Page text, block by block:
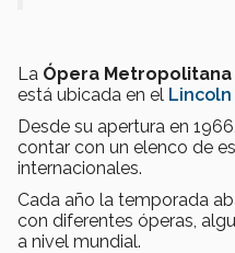
La Ópera Metropolitana
está ubicada en el
Desde su apertura en
contar con un elenco de
internacionales.
Cada año la temporada
con diferentes óperas,
a nivel mundial.